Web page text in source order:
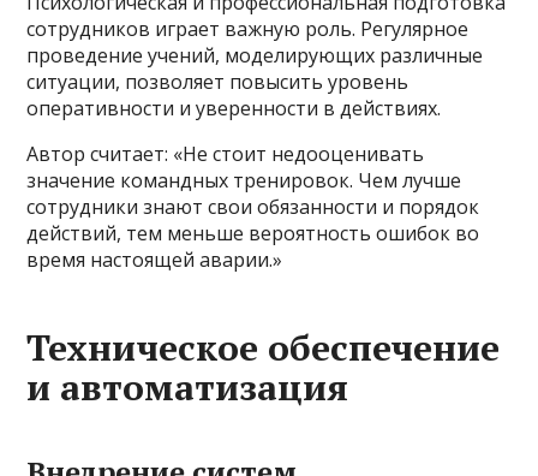
сотрудников играет важную роль. Регулярное
проведение учений, моделирующих различные
ситуации, позволяет повысить уровень
оперативности и уверенности в действиях.
Автор считает: «Не стоит недооценивать
значение командных тренировок. Чем лучше
сотрудники знают свои обязанности и порядок
действий, тем меньше вероятность ошибок во
время настоящей аварии.»
Техническое обеспечение
и автоматизация